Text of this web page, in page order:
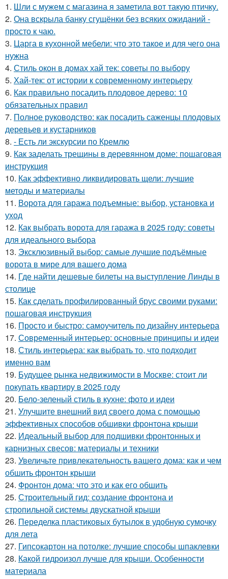
1. Шли с мужем с магазина я заметила вот такую птичку.
2. Она вскрыла банку сгущёнки без всяких ожиданий -
просто к чаю.
3. Царга в кухонной мебели: что это такое и для чего она
нужна
4. Стиль окон в домах хай тек: советы по выбору
5. Хай-тек: от истории к современному интерьеру
6. Как правильно посадить плодовое дерево: 10
обязательных правил
7. Полное руководство: как посадить саженцы плодовых
деревьев и кустарников
8. - Есть ли экскурсии по Кремлю
9. Как заделать трещины в деревянном доме: пошаговая
инструкция
10. Как эффективно ликвидировать щели: лучшие
методы и материалы
11. Ворота для гаража подъемные: выбор, установка и
уход
12. Как выбрать ворота для гаража в 2025 году: советы
для идеального выбора
13. Эксклюзивный выбор: самые лучшие подъёмные
ворота в мире для вашего дома
14. Где найти дешевые билеты на выступление Линды в
столице
15. Как сделать профилированный брус своими руками:
пошаговая инструкция
16. Просто и быстро: самоучитель по дизайну интерьера
17. Современный интерьер: основные принципы и идеи
18. Стиль интерьера: как выбрать то, что подходит
именно вам
19. Будущее рынка недвижимости в Москве: стоит ли
покупать квартиру в 2025 году
20. Бело-зеленый стиль в кухне: фото и идеи
21. Улучшите внешний вид своего дома с помощью
эффективных способов обшивки фронтона крыши
22. Идеальный выбор для подшивки фронтонных и
карнизных свесов: материалы и техники
23. Увеличьте привлекательность вашего дома: как и чем
обшить фронтон крыши
24. Фронтон дома: что это и как его обшить
25. Строительный гид: создание фронтона и
стропильной системы двускатной крыши
26. Переделка пластиковых бутылок в удобную сумочку
для лета
27. Гипсокартон на потолке: лучшие способы шпаклевки
28. Какой гидроизол лучше для крыши. Особенности
материала